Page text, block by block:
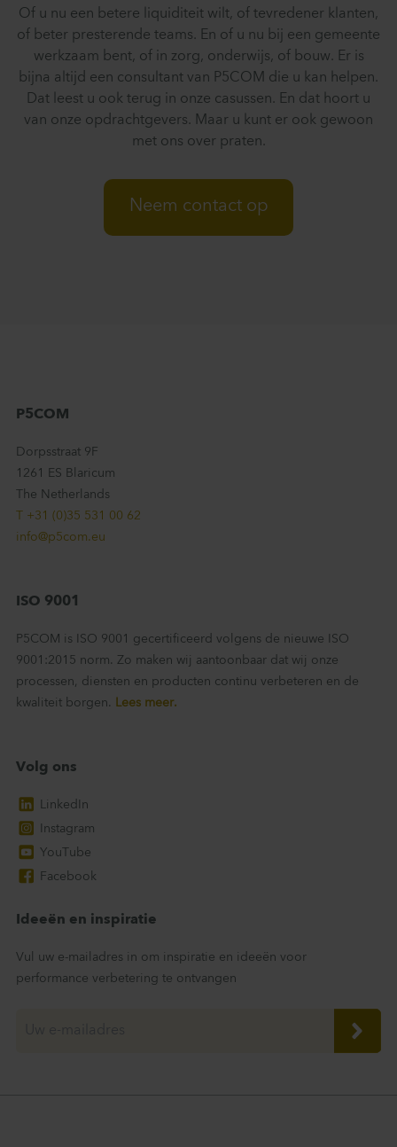
Of u nu een betere liquiditeit wilt, of tevredener klanten,
of beter presterende teams. En of u nu bij een gemeente
werkzaam bent, of in zorg, onderwijs, of bouw. Er is
bijna altijd een consultant van P5COM die u kan helpen.
Dat leest u ook terug in onze casussen. En dat hoort u
van onze opdrachtgevers. Maar u kunt er ook gewoon
met ons over praten.
Neem contact op
P5COM
Dorpsstraat 9F
1261 ES Blaricum
The Netherlands
T +31 (0)35 531 00 62
info@p5com.eu
ISO 9001
P5COM is ISO 9001 gecertificeerd volgens de nieuwe ISO
9001:2015 norm. Zo maken wij aantoonbaar dat wij onze
processen, diensten en producten continu verbeteren en de
kwaliteit borgen.
Lees meer.
Volg ons
LinkedIn
Instagram
YouTube
Facebook
Ideeën en inspiratie
Vul uw e-mailadres in om inspiratie en ideeën voor
performance verbetering te ontvangen